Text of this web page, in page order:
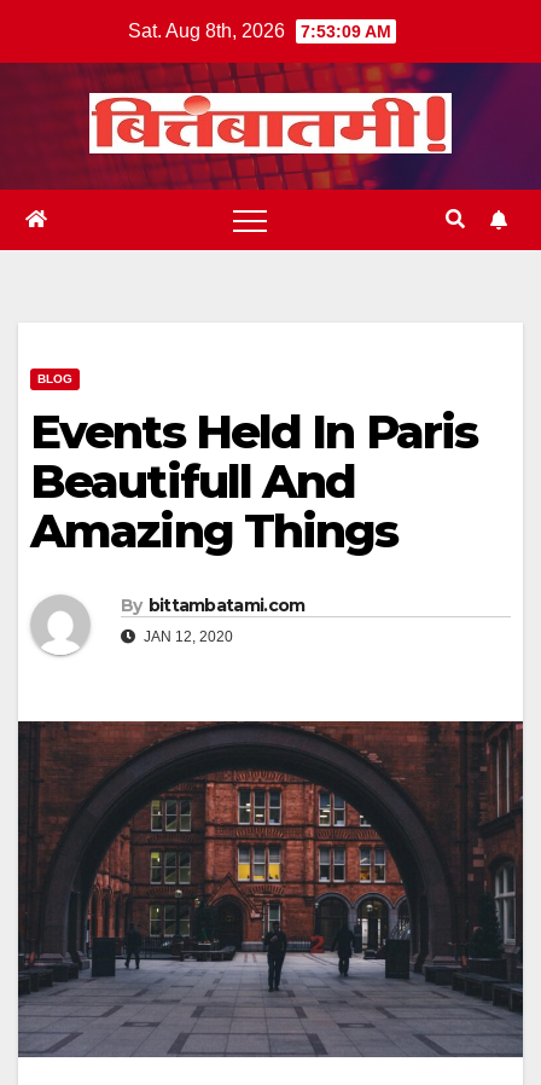
Sat. Aug 8th, 2026 7:53:10 AM
BLOG
Events Held In Paris
Beautifull And
Amazing Things
By bittambatami.com
JAN 12, 2020